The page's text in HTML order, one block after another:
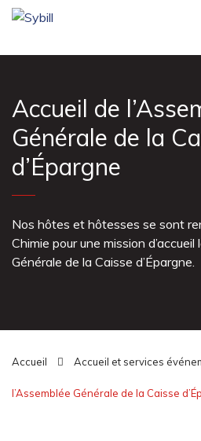
Accueil de
Générale de la
d’Épargne
Nos hôtes et hôtesses se sont
Chimie pour une mission d’accueil
Générale de la Caisse d’Épargne.
Accueil Accueil et services
l’Assemblée Générale de la Caisse